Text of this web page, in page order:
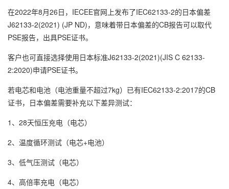
在2022年8月26日，IECEE官网上发布了IEC62133-2的日本偏差
J62133-2(2021) (JP ND)，意味着带日本偏差的CB报告可以取代
PSE报告，出具PSE证书。
客户也可直接选择使用日本标准J62133-2(2021)(JIS C 62133-
2:2020)申请PSE证书。
若电芯和电池（电池重量不超过7kg）已有IEC62133-2:2017的CB
证书，日本偏差需要补充以下差异测试：
1、28天恒压充电（电芯）
2、温度循环测试（电芯+电池）
3、低气压测试（电芯）
4、高倍率充电（电芯）